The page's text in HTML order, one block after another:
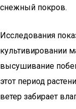
снежный покров.
Исследования
культивировании
высушивание
этот период
ветер забирает